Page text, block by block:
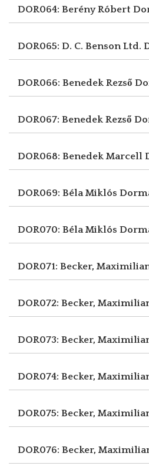
DOR064: Berény Róbert
DOR065: D. C. Benson Ltd.
DOR066: Benedek Rezső
DOR067: Benedek Rezső
DOR068: Benedek Marcell
DOR069: Béla Miklós
DOR070: Béla Miklós
DOR071: Becker,
DOR072: Becker,
DOR073: Becker,
DOR074: Becker,
DOR075: Becker,
DOR076: Becker,